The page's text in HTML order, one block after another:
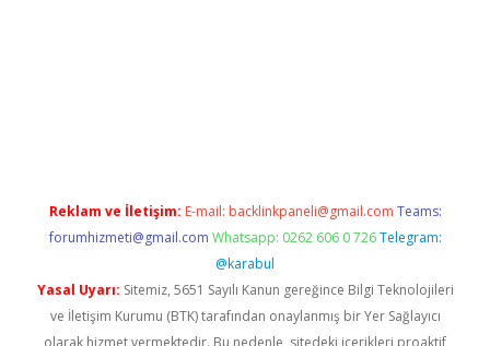
Reklam ve İletişim: E-mail: backlinkpaneli@gmail.com Teams:
forumhizmeti@gmail.com Whatsapp: 0262 606 0 726 Telegram:
@karabul
Yasal Uyarı: Sitemiz, 5651 Sayılı Kanun gereğince Bilgi Teknolojileri
ve İletişim Kurumu (BTK) tarafından onaylanmış bir Yer Sağlayıcı
olarak hizmet vermektedir. Bu nedenle, sitedeki içerikleri proaktif